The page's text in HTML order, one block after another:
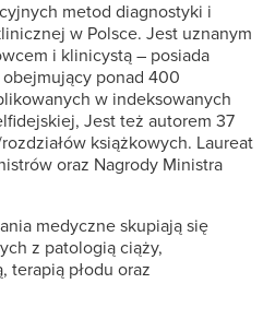
metod diagnostyki i
w Polsce. Jest uznanym
i klinicystą – posiada
ponad 400
w indeksowanych
Jest też autorem 37
książkowych. Laureat
oraz Nagrody Ministra
medyczne skupiają się
z patologią ciąży,
terapią płodu oraz